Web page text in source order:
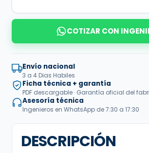
COTIZAR CON
Envío nacional
3 a 4 Dias Habiles
Ficha técnica + garantía
PDF descargable · Garantía oficial del
Asesoría técnica
Ingenieros en WhatsApp de 7:30 a 17:30
DESCRIPCIÓN